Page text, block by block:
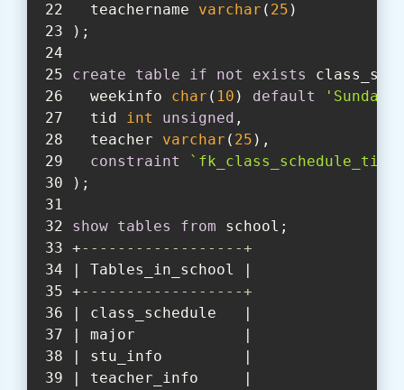
  teachername
varchar ( 25 )
);
create table if not exists
  weekinfo
char ( 10 ) default 'Sunday'
  tid
int unsigned ,
  teacher
varchar ( 25 ),
constraint
`fk_class_schedule_tid`
);
show tables from school;
+------------------+
| Tables_in_school |
+------------------+
| class_schedule   |
| major            |
| stu_info         |
| teacher_info     |